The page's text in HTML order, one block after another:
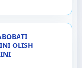
OLISH